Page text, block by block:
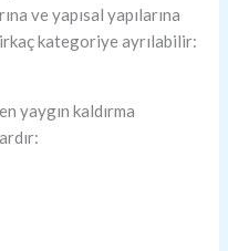
ve yapısal yapılarına
kategoriye ayrılabilir:
yaygın kaldırma